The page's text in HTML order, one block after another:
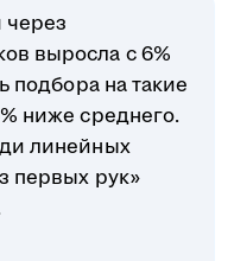
выросла с 6%
подбора на такие
ниже среднего.
линейных
первых рук»